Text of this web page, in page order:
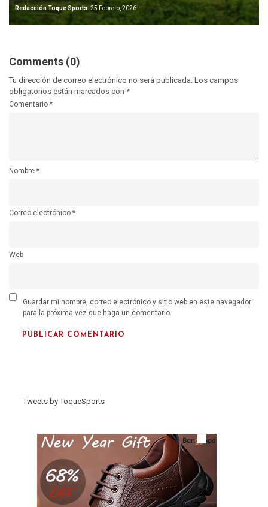
Redacción Toque Sports 25 Febrero, 2026
Comments (0)
Tu dirección de correo electrónico no será publicada. Los campos
obligatorios están marcados con *
Comentario *
Nombre *
Correo electrónico *
Web
Guardar mi nombre, correo electrónico y sitio web en este navegador
para la próxima vez que haga un comentario.
Tweets by ToqueSports